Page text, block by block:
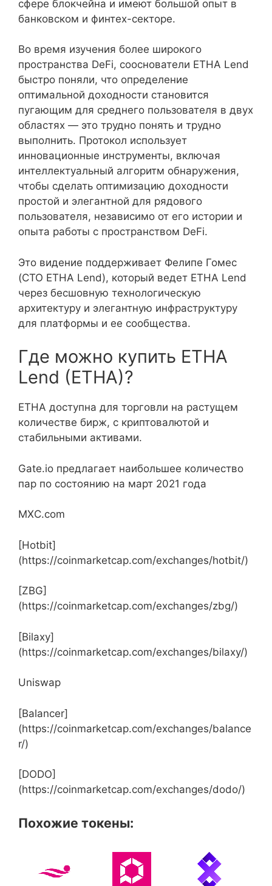
сфере блокчейна и имеют большой опыт в
банковском и финтех-секторе.
Во время изучения более широкого
пространства DeFi, сооснователи ETHA Lend
быстро поняли, что определение
оптимальной доходности становится
пугающим для среднего пользователя в двух
областях — это трудно понять и трудно
выполнить. Протокол использует
инновационные инструменты, включая
интеллектуальный алгоритм обнаружения,
чтобы сделать оптимизацию доходности
простой и элегантной для рядового
пользователя, независимо от его истории и
опыта работы с пространством DeFi.
Это видение поддерживает Фелипе Гомес
(CTO ETHA Lend), который ведет ETHA Lend
через бесшовную технологическую
архитектуру и элегантную инфраструктуру
для платформы и ее сообщества.
Где можно купить ETHA
Lend (ETHA)?
ETHA доступна для торговли на растущем
количестве бирж, с криптовалютой и
стабильными активами.
Gate.io предлагает наибольшее количество
пар по состоянию на март 2021 года
MXC.com
[Hotbit]
(https://coinmarketcap.com/exchanges/hotbit/)
[ZBG]
(https://coinmarketcap.com/exchanges/zbg/)
[Bilaxy]
(https://coinmarketcap.com/exchanges/bilaxy/)
Uniswap
[Balancer]
(https://coinmarketcap.com/exchanges/balance
r/)
[DODO]
(https://coinmarketcap.com/exchanges/dodo/)
Похожие токены: